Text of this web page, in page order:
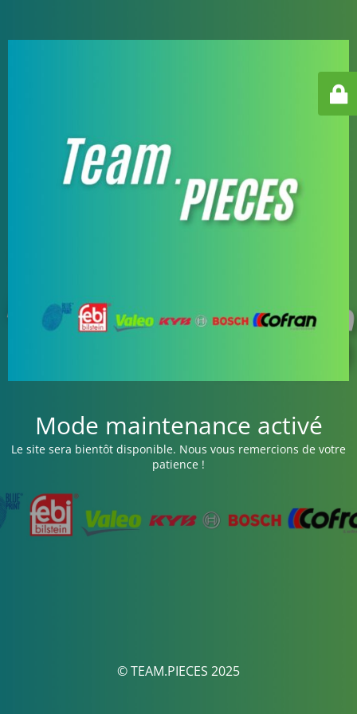
Mode maintenance activé
Le site sera bientôt disponible. Nous vous remercions de votre
patience !
© TEAM.PIECES 2025